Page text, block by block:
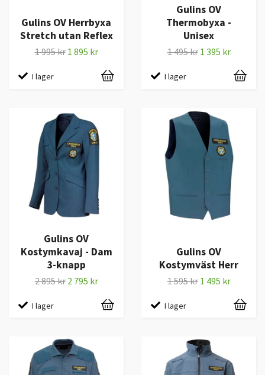
Gulins OV Herrbyxa
Stretch utan Reflex
1 995 kr 1 895 kr
I lager
Gulins OV
Thermobyxa -
Unisex
1 495 kr 1 395 kr
I lager
Gulins OV
Kostymkavaj - Dam
3-knapp
2 895 kr 2 795 kr
I lager
Gulins OV
Kostymväst Herr
1 595 kr 1 495 kr
I lager